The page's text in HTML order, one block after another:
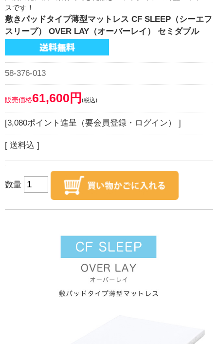
スです！
敷きパッドタイプ薄型マットレス CF SLEEP（シーエフ
スリープ） OVER LAY（オーバーレイ） セミダブル
58-376-013
販売価格61,600円 (税込)
[3,080ポイント進呈（要会員登録・ログイン） ]
[ 送料込 ]
数量